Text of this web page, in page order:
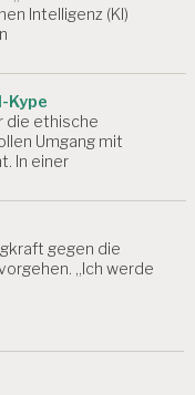
Intelligenz (KI)
Kype
die ethische
Umgang mit
In einer
gegen die
„Ich werde